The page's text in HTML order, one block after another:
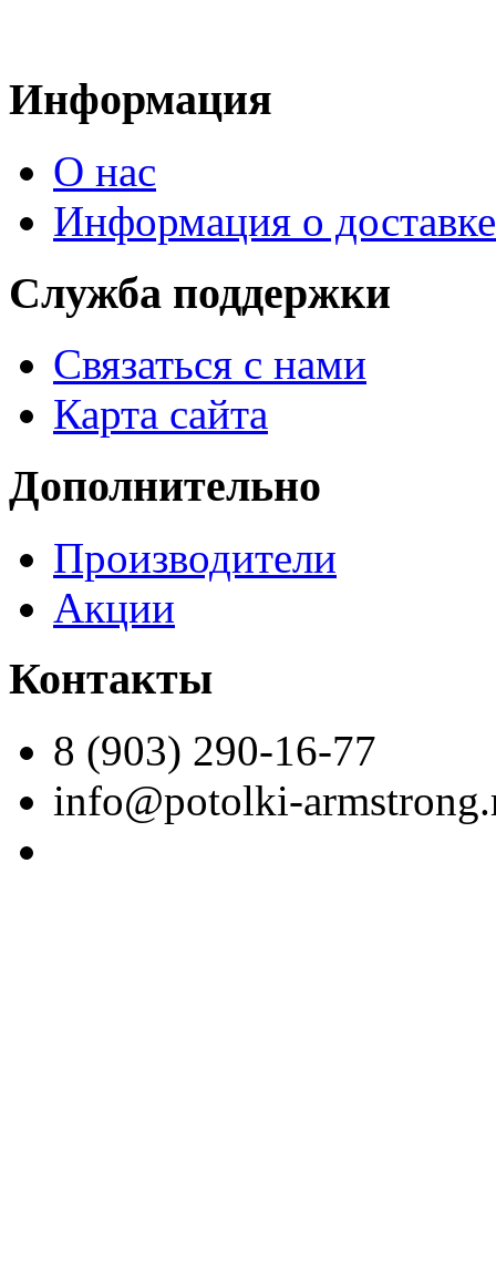
Информация
О нас
Информация о доставке
Служба поддержки
Связаться с нами
Карта сайта
Дополнительно
Производители
Акции
Контакты
8 (903) 290-16-77
info@potolki-